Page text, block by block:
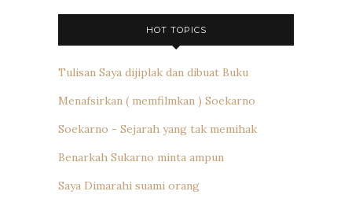
HOT TOPICS
Tulisan Saya dijiplak dan dibuat Buku
Menafsirkan ( memfilmkan ) Soekarno
Soekarno - Sejarah yang tak memihak
Benarkah Sukarno minta ampun
Saya Dimarahi suami orang